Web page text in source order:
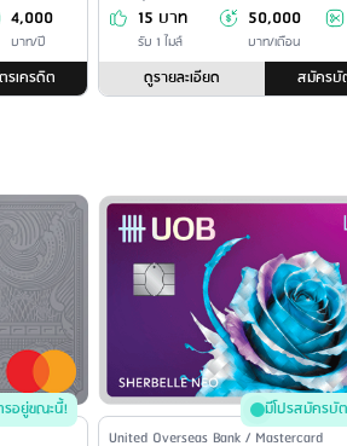
4,000
บาท/ปี
เครดิต
15 บาท
รับ 1 ไมล์
50,000
บาท/เดือน
ดูรายละเอียด สมัครบั
อยู่ขณะนี้! มีโปรสมัครบั
Issuer Name / Credit Card Type
United Overseas Bank / Mastercard